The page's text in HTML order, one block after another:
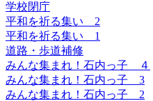
学校閉庁
平和を祈る集い 2
平和を祈る集い 1
道路・歩道補修
みんな集まれ！石内っ子 ４
みんな集まれ！石内っ子 3
みんな集まれ！石内っ子 2